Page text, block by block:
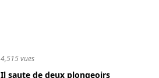
4,515 vues
Il saute de deux plongeoirs